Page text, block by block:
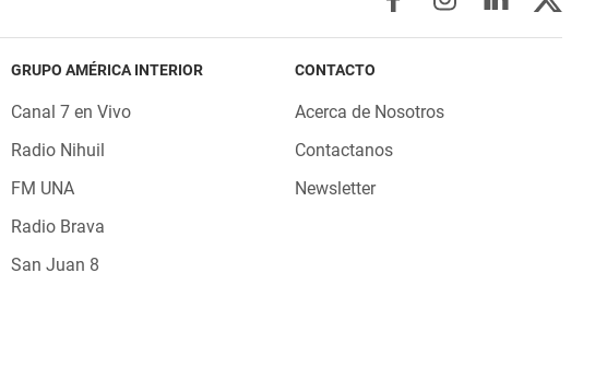
GRUPO AMÉRICA INTERIOR
Canal 7 en Vivo
Radio Nihuil
FM UNA
Radio Brava
San Juan 8
CONTACTO
Acerca de Nosotros
Contactanos
Newsletter